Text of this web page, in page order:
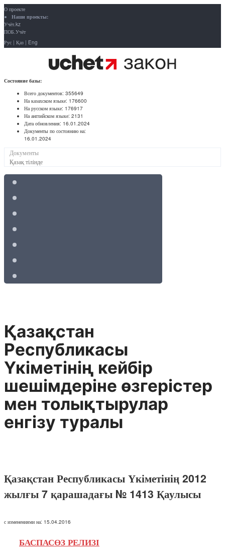
О проекте
Наши проекты:
Учёт.kz
ПОБ.Учёт
Рус | Қаз | Eng
Состояние базы:
Всего документов: 355649
На казахском языке: 176600
На русском языке: 176917
На английском языке: 2131
Дата обновления: 16.01.2024
Документы по состоянию на:
16.01.2024
Документы
Қазақ тілінде
Қазақстан
Республикасы
Үкіметінің кейбір
шешімдеріне өзгерістер
мен толықтырулар
енгізу туралы
Қазақстан Республикасы Үкіметінің 2012
жылғы 7 қарашадағы № 1413 Қаулысы
с изменениями на: 15.04.2016
БАСПАСӨЗ РЕЛИЗІ